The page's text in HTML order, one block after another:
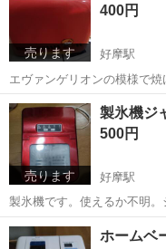
へ。
売ります
400円
好摩駅
エヴァンゲリオンの模様で焼
岩手 盛岡市 好摩駅
売ります
製氷機ジ
500円
好摩駅
製氷機です。使えるか不明
かいませんでした。なにか
岩手 盛岡市
ホームベ